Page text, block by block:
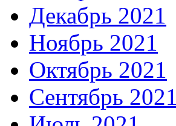
Декабрь 2021
Ноябрь 2021
Октябрь 2021
Сентябрь 2021